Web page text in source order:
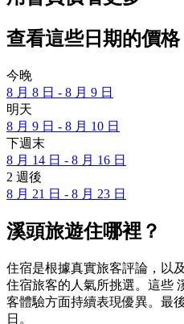
查看這些日期的價格
今晚
8 月 8 日 - 8 月 9 日
明天
8 月 9 日 - 8 月 10 日
下週末
8 月 14 日 - 8 月 16 日
2 週後
8 月 21 日 - 8 月 23 日
溪頭旅遊住哪裡？
住宿是根據真實旅客評論，以
住宿旅客的人氣所挑選。這些
客體驗方面持續表現優異。最
日 。